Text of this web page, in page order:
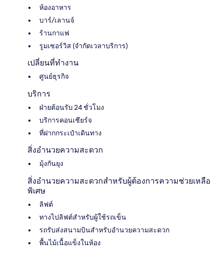
ห้องอาหาร
บาร์/เลานจ์
ร้านกาแฟ
รูมเซอร์วิส (จำกัดเวลาบริการ)
เปลี่ยนที่ทำงาน
ศูนย์ธุรกิจ
บริการ
ฝ่ายต้อนรับ 24 ชั่วโมง
บริการคอนเซียร์จ
ที่ฝากกระเป๋าเดินทาง
สิ่งอำนวยความสะดวก
มุ้งกันยุง
สิ่งอำนวยความสะดวกสำหรับผู้ต้องการความช่วยเหลือ
พิเศษ
ลิฟต์
ทางไปลิฟต์สำหรับผู้ใช้รถเข็น
รถรับส่งสนามบินสำหรับอำนวยความสะดวก
พื้นไม้เนื้อแข็งในห้อง